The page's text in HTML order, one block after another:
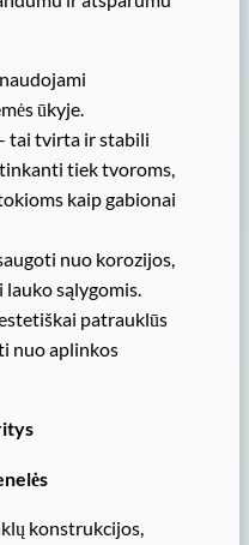
ūkyje.
tai tvirta ir stabili
tiek tvoroms,
kaip gabionai
nuo korozijos,
sąlygomis.
patrauklūs
nuo aplinkos
konstrukcijos,